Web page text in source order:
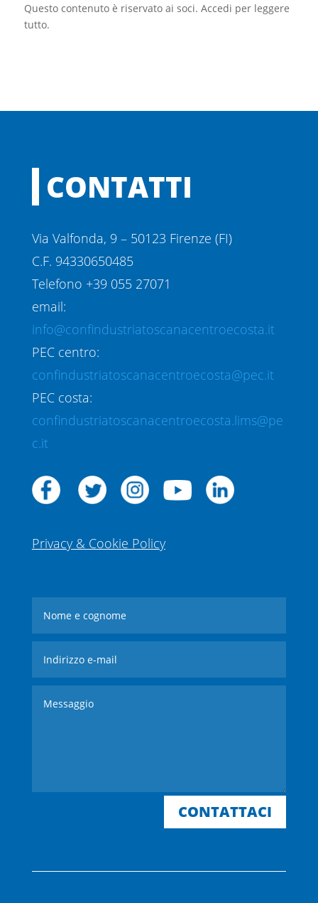
Questo contenuto è riservato ai soci. Accedi per leggere
tutto.
CONTATTI
Via Valfonda, 9 – 50123 Firenze (FI)
C.F. 94330650485
Telefono +39 055 27071
email:
info@confindustriatoscanacentroecosta.it
PEC centro:
confindustriatoscanacentroecosta@pec.it
PEC costa:
confindustriatoscanacentroecosta.lims@pe
c.it
Privacy & Cookie Policy
CONTATTACI